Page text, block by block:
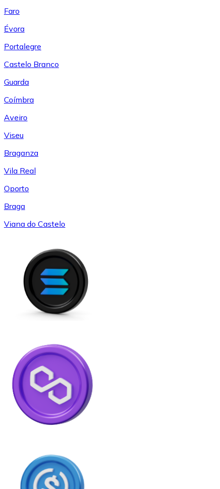
Faro
Évora
Portalegre
Castelo Branco
Guarda
Coímbra
Aveiro
Viseu
Braganza
Vila Real
Oporto
Braga
Viana do Castelo